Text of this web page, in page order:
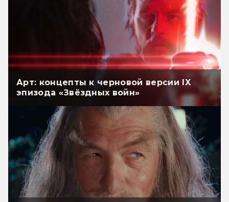
Арт: концепты к черновой версии IX
эпизода «Звёздных войн»